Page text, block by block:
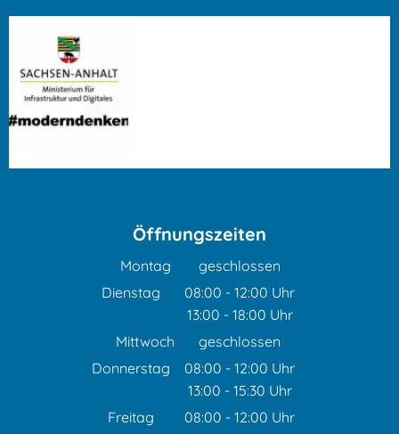
Öffnungszeiten
Montag
geschlossen
Dienstag
08:00 - 12:00 Uhr
Von 08:00 bis 12:00 Uhr
13:00 - 18:00 Uhr
Von 13:00 bis 18:00 Uhr
Mittwoch
geschlossen
Donnerstag
08:00 - 12:00 Uhr
Von 08:00 bis 12:00 Uhr
13:00 - 15:30 Uhr
Von 13:00 bis 15:30 Uhr
Freitag 08:00 - 12:00 Uhr